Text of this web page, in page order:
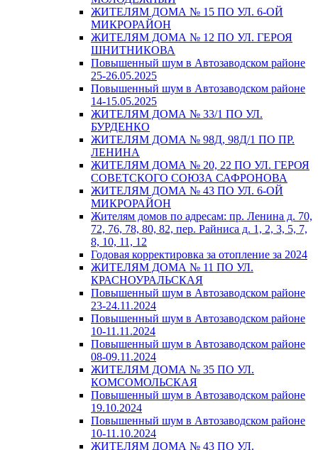
ЖИТЕЛЯМ ДОМА № 15 ПО УЛ. 6-ОЙ
МИКРОРАЙОН
ЖИТЕЛЯМ ДОМА № 12 ПО УЛ. ГЕРОЯ
ШНИТНИКОВА
Повышенный шум в Автозаводском районе
25-26.05.2025
Повышенный шум в Автозаводском районе
14-15.05.2025
ЖИТЕЛЯМ ДОМА № 33/1 ПО УЛ.
БУРДЕНКО
ЖИТЕЛЯМ ДОМА № 98Д, 98Д/1 ПО ПР.
ЛЕНИНА
ЖИТЕЛЯМ ДОМА № 20, 22 ПО УЛ. ГЕРОЯ
СОВЕТСКОГО СОЮЗА САФРОНОВА
ЖИТЕЛЯМ ДОМА № 43 ПО УЛ. 6-ОЙ
МИКРОРАЙОН
Жителям домов по адресам: пр. Ленина д. 70,
72, 76, 78, 80, 82, пер. Райниса д. 1, 2, 3, 5, 7,
8, 10, 11, 12
Годовая корректировка за отопление за 2024
ЖИТЕЛЯМ ДОМА № 11 ПО УЛ.
КРАСНОУРАЛЬСКАЯ
Повышенный шум в Автозаводском районе
23-24.11.2024
Повышенный шум в Автозаводском районе
10-11.11.2024
Повышенный шум в Автозаводском районе
08-09.11.2024
ЖИТЕЛЯМ ДОМА № 35 ПО УЛ.
КОМСОМОЛЬСКАЯ
Повышенный шум в Автозаводском районе
19.10.2024
Повышенный шум в Автозаводском районе
10-11.10.2024
ЖИТЕЛЯМ ДОМА № 43 ПО УЛ.